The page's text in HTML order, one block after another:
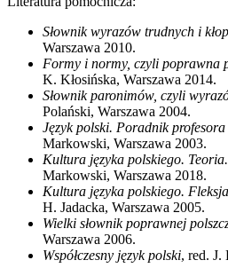
Słownik wyrazów trudnych i
Warszawa 2010.
Formy i normy, czyli poprawna
K. Kłosińska, Warszawa 2014.
Słownik paronimów, czyli
Polański, Warszawa 2004.
Język polski. Poradnik
Markowski, Warszawa 2003.
Kultura języka polskiego.
Markowski, Warszawa 2018.
Kultura języka polskiego.
H. Jadacka, Warszawa 2005.
Wielki słownik poprawnej
Warszawa 2006.
Współczesny język polski, red. J.